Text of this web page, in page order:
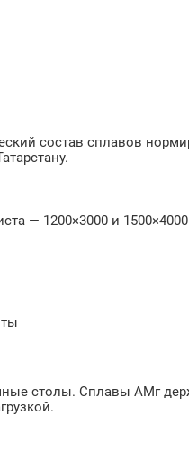
состав сплавов
— 1200×3000 и
столы. Сплавы АМг